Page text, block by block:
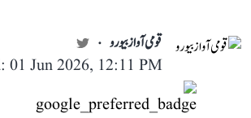
قومی آواز بیورو
01 Jun 2026, 12:11 PM